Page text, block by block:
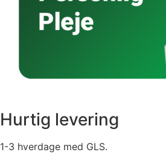
Hurtig levering
1-3 hverdage med GLS.